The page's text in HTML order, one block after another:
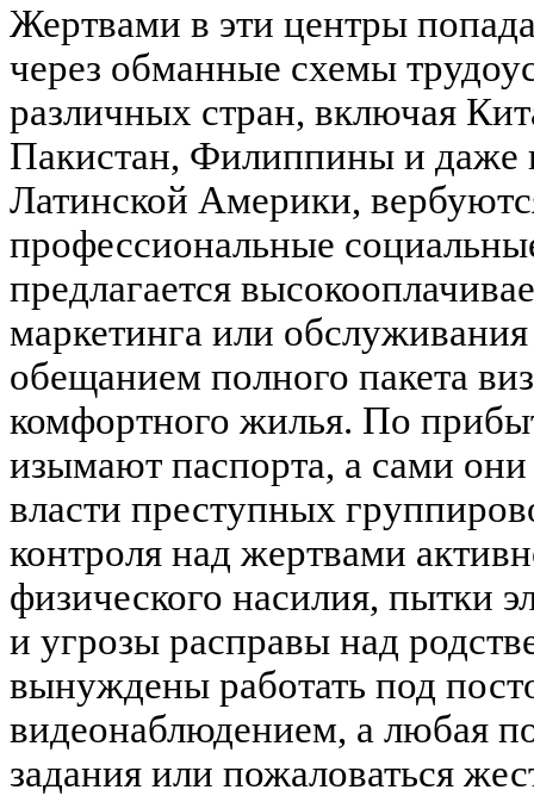
Жертвами в эти центры
через обманные схемы
различных стран, включая
Пакистан, Филиппины и даже
Латинской Америки,
профессиональные
предлагается
маркетинга или
обещанием полного пакета
комфортного жилья. По
изымают паспорта, а сами
власти преступных
контроля над жертвами
физического насилия, пытки
и угрозы расправы над
вынуждены работать под
видеонаблюдением, а любая
задания или пожаловаться